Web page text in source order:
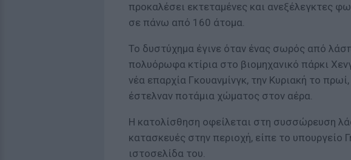
προκαλέσει εκτεταμένες και ανεξέλεγκτες
σε πάνω από 160 άτομα.
Το δυστύχημα έγινε όταν ένας σωρός από
πολυόρωφα κτίρια στο βιομηχανικό πάρκι
νέα επαρχία Γκουανμίνγκ, την Κυριακή το
έστελναν ποτάμια χώματος στον αέρα.
Η κατολίσθηση οφείλεται στη συσσώρευση
κατασκευές στην περιοχή, είπε το υπουργείο
ιστοσελίδα του.